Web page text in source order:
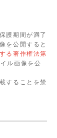
護期間が満了
を公開すると
る著作権法第
ル画像を公
することを禁